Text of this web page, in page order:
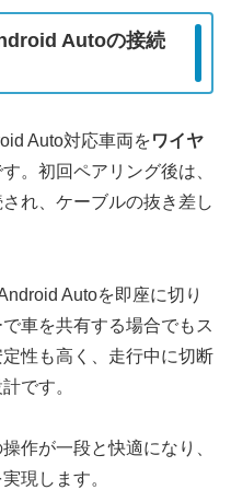
Autoの接続
Auto対応車両をワイヤ
。初回ペアリング後は、
れ、ケーブルの抜き差し
Autoを即座に切り
車を共有する場合でもス
性も高く、走行中に切断
です。
作が一段と快適になり、
実現します。